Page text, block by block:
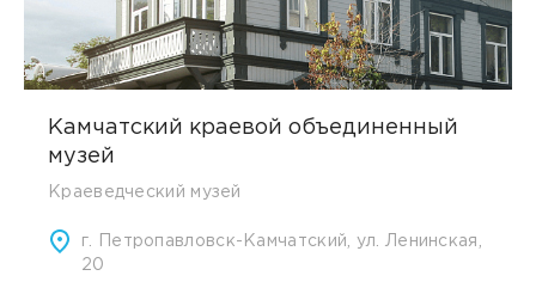
Камчатский краевой объединенный
музей
Краеведческий музей
г. Петропавловск-Камчатский, ул. Ленинская,
20